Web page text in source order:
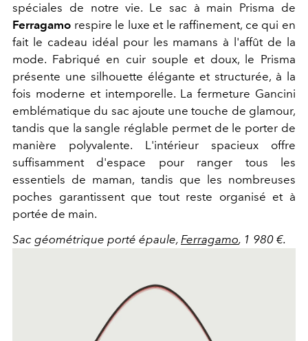
spéciales de notre vie. Le sac à main Prisma de
Ferragamo respire le luxe et le raffinement, ce qui en
fait le cadeau idéal pour les mamans à l'affût de la
mode. Fabriqué en cuir souple et doux, le Prisma
présente une silhouette élégante et structurée, à la
fois moderne et intemporelle. La fermeture Gancini
emblématique du sac ajoute une touche de glamour,
tandis que la sangle réglable permet de le porter de
manière polyvalente. L'intérieur spacieux offre
suffisamment d'espace pour ranger tous les
essentiels de maman, tandis que les nombreuses
poches garantissent que tout reste organisé et à
portée de main.
Sac géométrique porté épaule, Ferragamo, 1 980 €.